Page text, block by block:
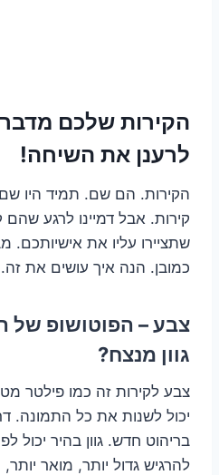
הקירות שלכם
לרענן את השיחה!
הקירות. הם שם. תמיד היו
קירות. אבל דמיינו לרגע
שתציירו עליו את אישיותכם.
כמובן. הנה איך עושים את זה.
צבע – הפוטושופ של
גוון מנצח?
צבע לקירות זה כמו פילטר
יכול לשנות את כל התמונה.
בריהוט חדש. גוון בהיר יכול
להרגיש גדול יותר, מואר יותר,